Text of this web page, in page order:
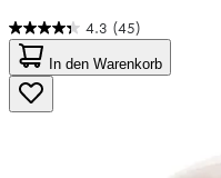
4.3 (45)
4.3
von
5
Sternen.
45
In den Warenkorb